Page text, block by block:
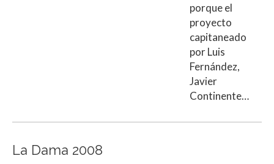
porque el
proyecto
capitaneado
por Luis
Fernández,
Javier
Continente…
La Dama 2008